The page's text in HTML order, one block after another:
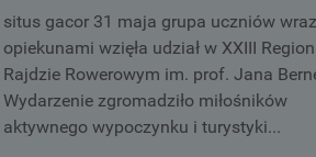
situs gacor 31 maja grupa uczniów
opiekunami wzięła udział w XXIII
Rajdzie Rowerowym im. prof. Jana
Wydarzenie zgromadziło miłośników
aktywnego wypoczynku i turystyki...